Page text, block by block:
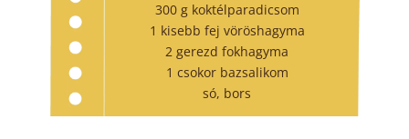
300 g koktélparadicsom
1 kisebb fej vöröshagyma
2 gerezd fokhagyma
1 csokor bazsalikom
só, bors